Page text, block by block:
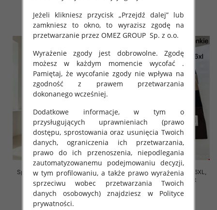
szczegóły szczegóły
Spodnie damskie Roz 2XL-6XL,
Mix Kolor Paczka 12 szt
16.00 zł
szczegóły
Spodnie damskie Roz 2XL-6XL,
Mix Kolor Paczka 12 szt
16.00 zł
Jeżeli klikniesz przycisk „Przejdź dalej” lub
zamkniesz to okno, to wyrazisz zgodę na
przetwarzanie przez OMEZ GROUP Sp. z o.o.
Wyrażenie zgody jest dobrowolne. Zgodę
możesz w każdym momencie wycofać .
Pamiętaj, że wycofanie zgody nie wpływa na
zgodność z prawem przetwarzania
dokonanego wcześniej.
Dodatkowe informacje, w tym o
przysługujących uprawnieniach (prawo
dostępu, sprostowania oraz usunięcia Twoich
danych, ograniczenia ich przetwarzania,
prawo do ich przenoszenia, niepodlegania
zautomatyzowanemu podejmowaniu decyzji,
w tym profilowaniu, a także prawo wyrażenia
sprzeciwu wobec przetwarzania Twoich
danych osobowych) znajdziesz w Polityce
prywatności.